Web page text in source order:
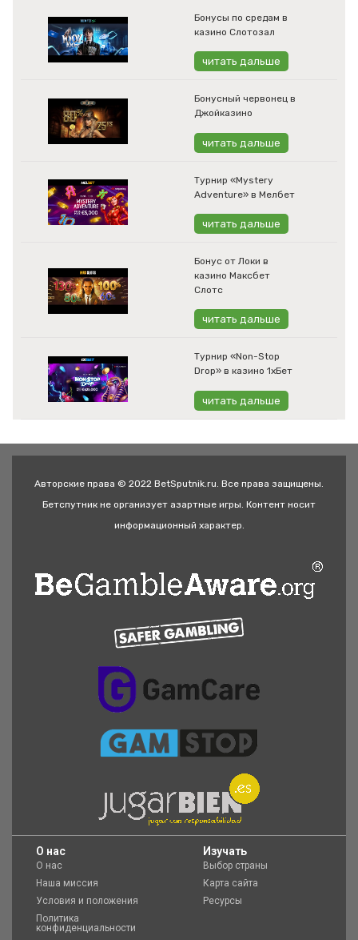
Бонусы по средам в
казино Слотозал
читать дальше
Бонусный червонец в
Джойказино
читать дальше
Турнир «Mystery
Adventure» в Мелбет
читать дальше
Бонус от Локи в
казино Максбет
Слотс
читать дальше
Турнир «Non-Stop
Drop» в казино 1хБет
читать дальше
Авторские права © 2022 BetSputnik.ru. Все права защищены.
Бетспутник не организует азартные игры. Контент носит
информационный характер.
O нас
О нас
Наша миссия
Условия и положения
Политика
конфиденциальности
Изучать
Выбор страны
Карта сайта
Ресурсы